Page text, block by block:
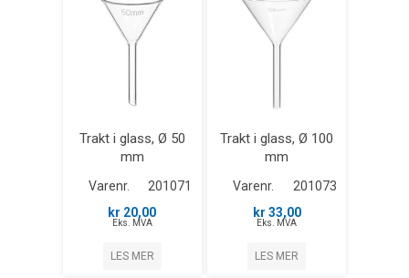
Trakt i glass, Ø 50
mm
Varenr.
201071
kr 20,00
Eks. MVA
LES MER
Trakt i glass, Ø 100
mm
Varenr.
201073
kr 33,00
Eks. MVA
LES MER